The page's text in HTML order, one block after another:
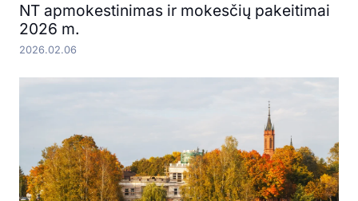
NT apmokestinimas ir mokesčių pakeitimai
2026 m.
2026.02.06